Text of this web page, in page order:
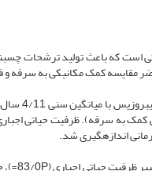
است که باعث تولید ترشحات
مقایسه کمک مکانیکی به سرفه
در
اندازه­گیری شد.